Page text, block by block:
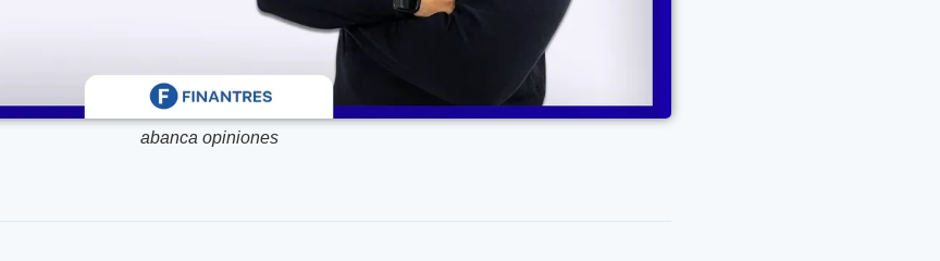
abanca opiniones